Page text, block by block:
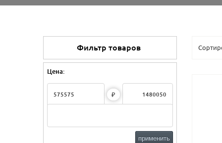
Фильтр товаров
Цена:
₽
применить